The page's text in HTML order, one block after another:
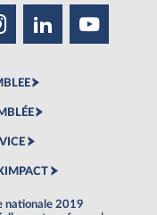
nationale 2019